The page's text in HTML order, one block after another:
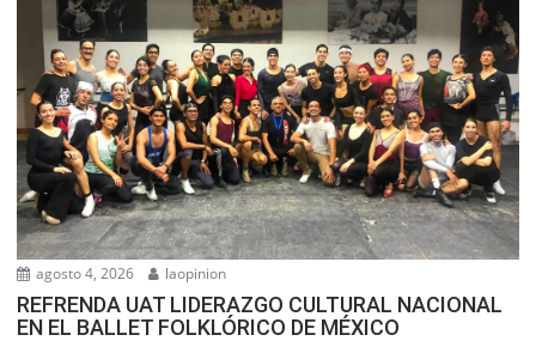
agosto 4, 2026 laopinion
REFRENDA UAT LIDERAZGO CULTURAL NACIONAL
EN EL BALLET FOLKLÓRICO DE MÉXICO